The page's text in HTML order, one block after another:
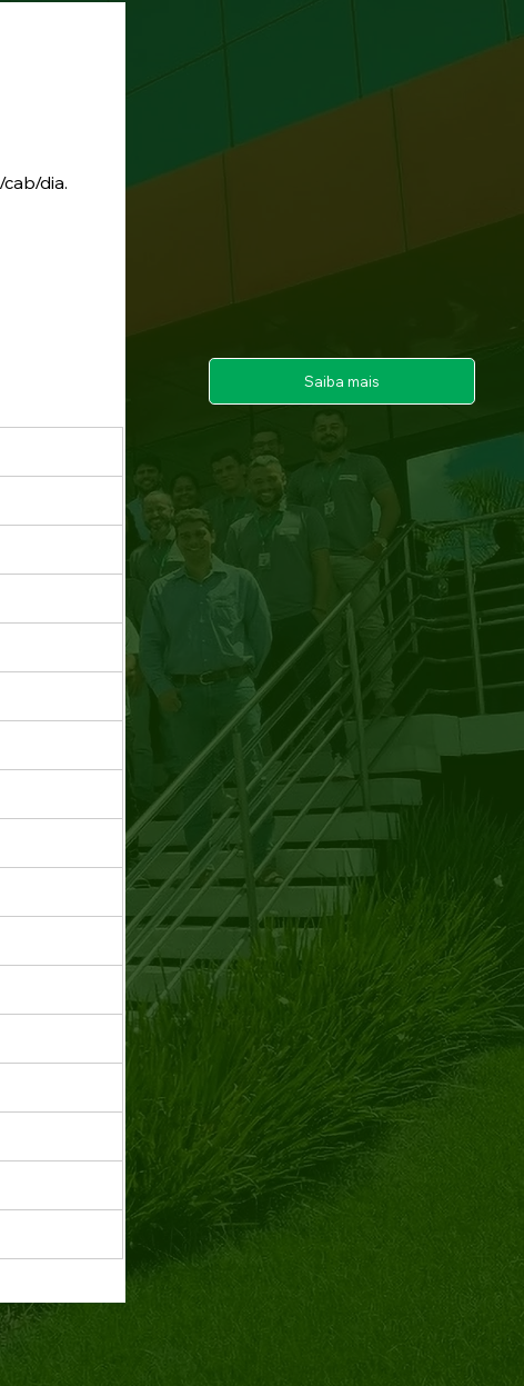
dia.
Saiba mais